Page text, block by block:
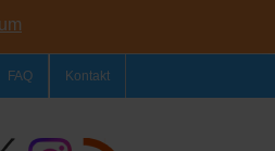
FAQ Kontakt